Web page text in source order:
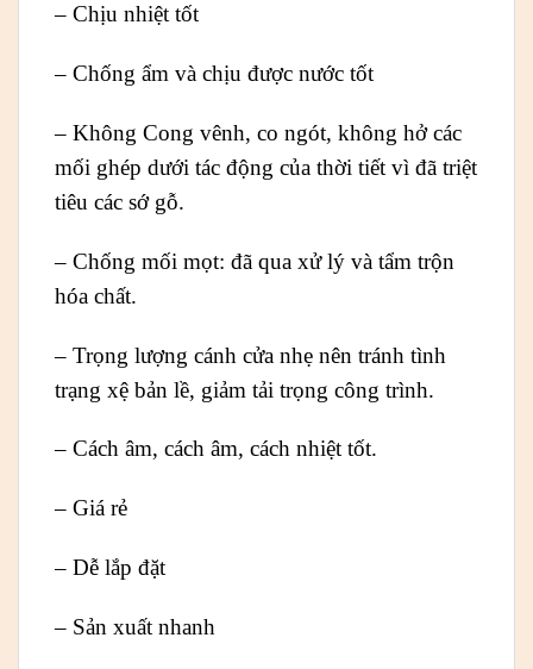
– Chịu nhiệt tốt
– Chống ẩm và chịu được nước tốt
– Không Cong vênh, co ngót, không hở các
mối ghép dưới tác động của thời tiết vì đã triệt
tiêu các sớ gỗ.
– Chống mối mọt: đã qua xử lý và tẩm trộn
hóa chất.
– Trọng lượng cánh cửa nhẹ nên tránh tình
trạng xệ bản lề, giảm tải trọng công trình.
– Cách âm, cách âm, cách nhiệt tốt.
– Giá rẻ
– Dễ lắp đặt
– Sản xuất nhanh